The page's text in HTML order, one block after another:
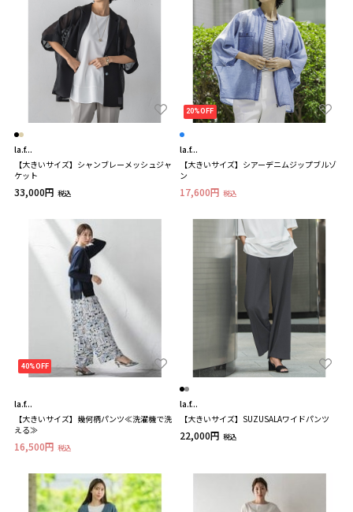
la.f...
【大きいサイズ】シャンブレーメッシュジャ
ケット
33,000円 税込
20%OFF
la.f...
【大きいサイズ】シアーデニムジップブルゾ
ン
17,600円 税込
40%OFF
la.f...
【大きいサイズ】幾何柄パンツ≪洗濯機で洗
える≫
16,500円 税込
la.f...
【大きいサイズ】SUZUSALAワイドパンツ
22,000円 税込